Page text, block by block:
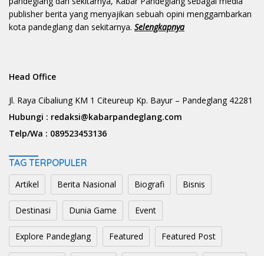
publisher berita yang menyajikan sebuah opini menggambarkan
kota pandeglang dan sekitarnya. Selengkapnya
Head Office
Jl. Raya Cibaliung KM 1 Citeureup Kp. Bayur – Pandeglang 42281
Hubungi : redaksi@kabarpandeglang.com
Telp/Wa : 089523453136
TAG TERPOPULER
Artikel Berita Nasional Biografi Bisnis
Destinasi Dunia Game Event
Explore Pandeglang Featured Featured Post